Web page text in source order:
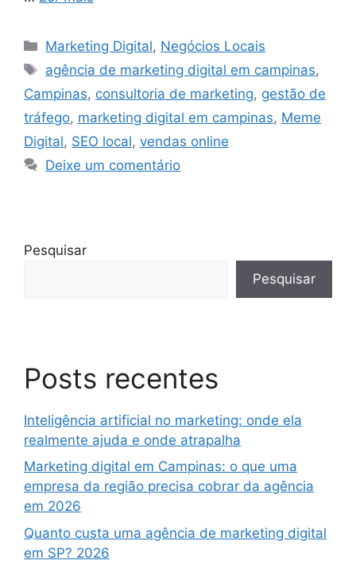
Marketing Digital, Negócios Locais
agência de marketing digital em campinas,
Campinas, consultoria de marketing, gestão de
tráfego, marketing digital em campinas, Meme
Digital, SEO local, vendas online
Deixe um comentário
Pesquisar
Pesquisar
Posts recentes
Inteligência artificial no marketing: onde ela
realmente ajuda e onde atrapalha
Marketing digital em Campinas: o que uma
empresa da região precisa cobrar da agência
em 2026
Quanto custa uma agência de marketing digital
em SP? 2026